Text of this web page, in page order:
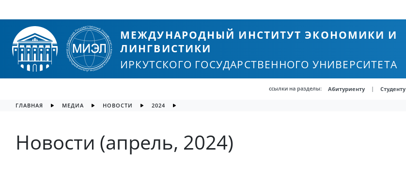
МЕЖДУНАРОДНЫЙ ИНСТИТУТ ЭКОНОМИКИ И
ЛИНГВИСТИКИ
ИРКУТСКОГО ГОСУДАРСТВЕННОГО УНИВЕРСИТЕТА
ссылки на разделы: Абитуриенту | Студенту
ГЛАВНАЯ МЕДИА НОВОСТИ 2024
Новости (апрель, 2024)